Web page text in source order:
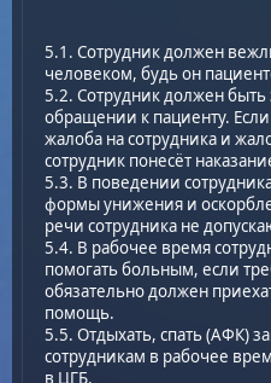
5.1. Сотрудник должен
человеком, будь он
5.2. Сотрудник должен
обращении к пациенту.
жалоба на сотрудника и
сотрудник понесёт
5.3. В поведении
формы унижения и
речи сотрудника не
5.4. В рабочее время
помогать больным, если
обязательно должен
помощь.
5.5. Отдыхать, спать (АФК)
сотрудникам в рабочее
в ЦГБ.